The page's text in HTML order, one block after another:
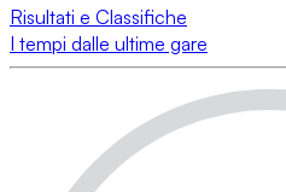
Risultati e Classifiche
I tempi dalle ultime gare